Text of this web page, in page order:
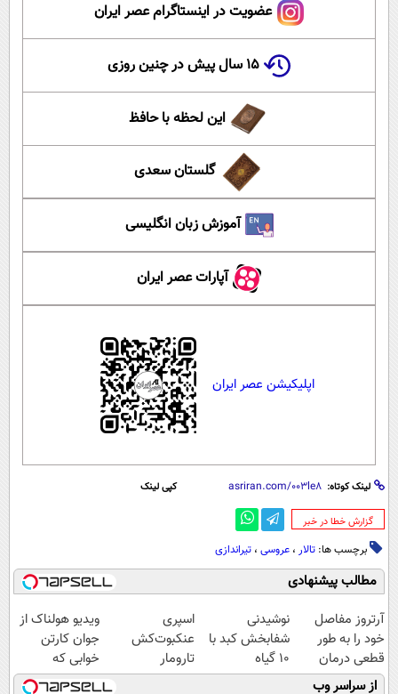
عضویت در اینستاگرام عصر ایران
۱۵ سال پیش در چنین روزی
این لحظه با حافظ
گلستان سعدی
آموزش زبان انگلیسی
آپارات عصر ایران
اپلیکیشن عصر ایران
لینک کوتاه: کپی لینک
‌گزارش خطا در خبر
برچسب ها: تالار ، عروسی ، تیراندازی‌
مطالب پیشنهادی
آرتروز مفاصل
خود را به طور
قطعی درمان
کنید!
نوشیدنی
شفابخش کبد با
10 گیاه
موثر(تخفیف تا
اسپری
عنکبوت‌‌کش
تارومار
ازبین‌برنده انواع
ویدیو هولناک از
جوان کارتن
خوابی که
میلیاردر شد.
از سراسر وب